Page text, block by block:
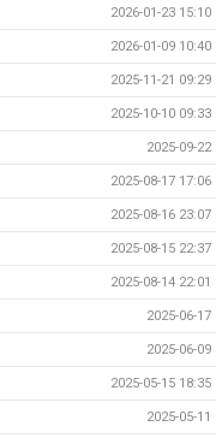
2026-01-23 15:10
2026-01-09 10:40
2025-11-21 09:29
2025-10-10 09:33
2025-09-22
2025-08-17 17:06
2025-08-16 23:07
2025-08-15 22:37
2025-08-14 22:01
2025-06-17
2025-06-09
2025-05-15 18:35
2025-05-11